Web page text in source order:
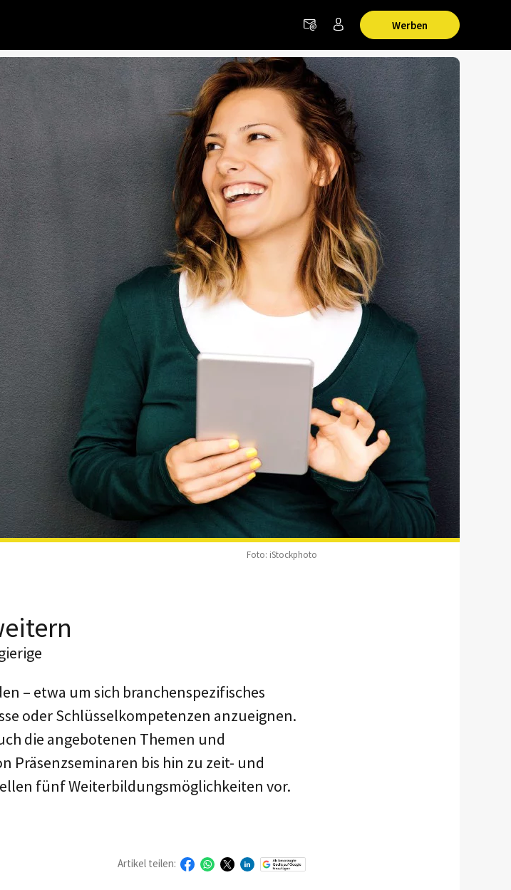
Werben
Foto: iStockphoto
– etwa um sich branchenspezifisches
oder Schlüsselkompetenzen anzueignen.
die angebotenen Themen und
Präsenzseminaren bis hin zu zeit- und
fünf Weiterbildungsmöglichkeiten vor.
Artikel teilen: